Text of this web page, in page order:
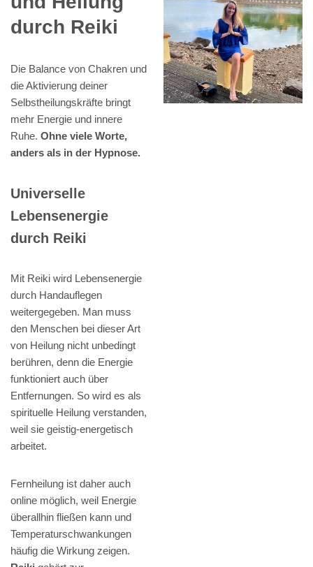
durch Reiki
Die Balance von Chakren und
die Aktivierung deiner
Selbstheilungskräfte bringt
mehr Energie und innere
Ruhe. Ohne viele Worte,
anders als in der Hypnose.
Universelle
Lebensenergie
durch Reiki
Mit Reiki wird Lebensenergie
durch Handauflegen
weitergegeben. Man muss
den Menschen bei dieser Art
von Heilung nicht unbedingt
berühren, denn die Energie
funktioniert auch über
Entfernungen. So wird es als
spirituelle Heilung verstanden,
weil sie geistig-energetisch
arbeitet.
Fernheilung ist daher auch
online möglich, weil Energie
überallhin fließen kann und
Temperaturschwankungen
häufig die Wirkung zeigen.